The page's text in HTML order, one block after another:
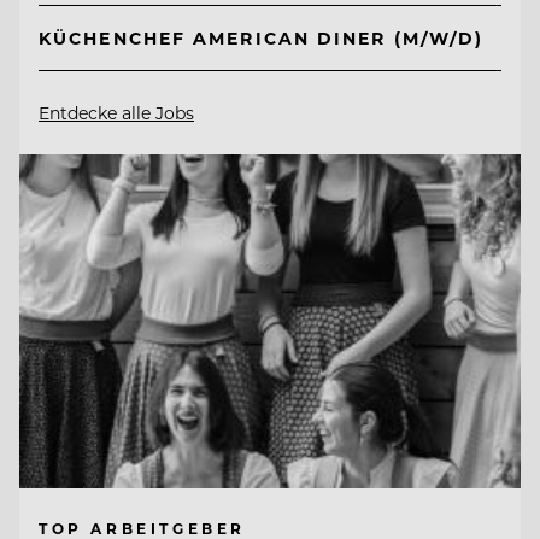
KÜCHENCHEF AMERICAN DINER (M/W/D)
Entdecke alle Jobs
TOP ARBEITGEBER